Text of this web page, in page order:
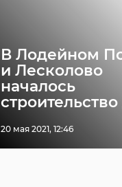
В Лодейном
и Лесколово
началось
строительство
20 мая 2021, 12:46